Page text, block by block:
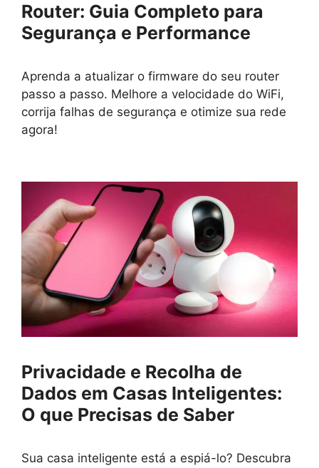
Router: Guia Completo para
Segurança e Performance
Aprenda a atualizar o firmware do seu router
passo a passo. Melhore a velocidade do WiFi,
corrija falhas de segurança e otimize sua rede
agora!
Privacidade e Recolha de
Dados em Casas Inteligentes:
O que Precisas de Saber
Sua casa inteligente está a espiá-lo? Descubra